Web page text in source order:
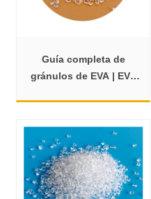
Guía completa de
gránulos de EVA | EVA
industrial